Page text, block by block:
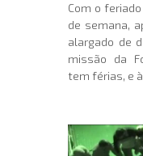
Com o
de semana,
alargado de
missão da
tem férias, e